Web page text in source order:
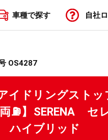
車種で探す 自社
OS4287
アイドリングスト
⛽】SERENA
ハイブリッド